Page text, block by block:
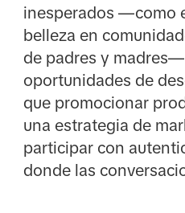
inesperados —como
belleza en
de padres y
oportunidades de
que promocionar
una estrategia de
participar con
donde las